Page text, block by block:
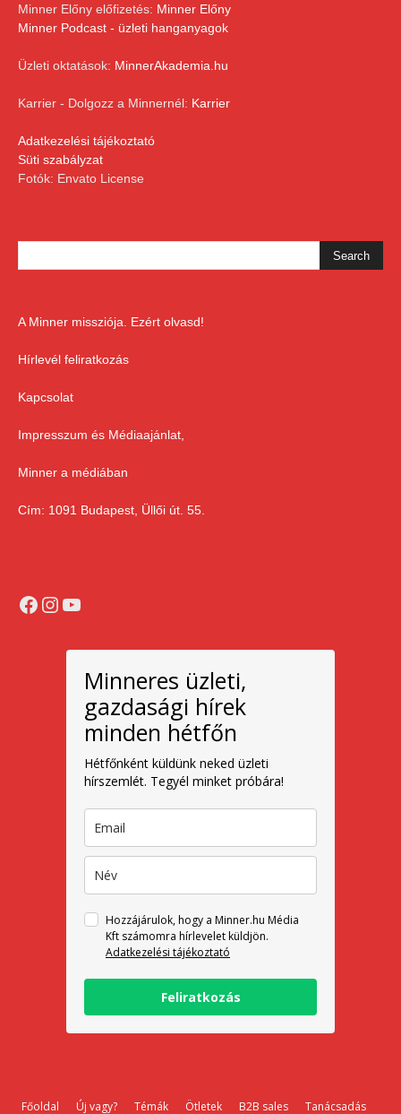
Minner Előny előfizetés: Minner Előny
Minner Podcast - üzleti hanganyagok
Üzleti oktatások: MinnerAkademia.hu
Karrier - Dolgozz a Minnernél: Karrier
Adatkezelési tájékoztató
Süti szabályzat
Fotók: Envato License
A Minner missziója. Ezért olvasd!
Hírlevél feliratkozás
Kapcsolat
Impresszum és Médiaajánlat,
Minner a médiában
Cím: 1091 Budapest, Üllői út. 55.
Facebook
Instagram
YouTube
Minneres üzleti,
gazdasági hírek
minden hétfőn
Hétfőnként küldünk neked üzleti
hírszemlét. Tegyél minket próbára!
Hozzájárulok, hogy a Minner.hu Média
Kft számomra hírlevelet küldjön.
Adatkezelési tájékoztató
Feliratkozás
Főoldal Új vagy? Témák Ötletek B2B sales Tanácsadás